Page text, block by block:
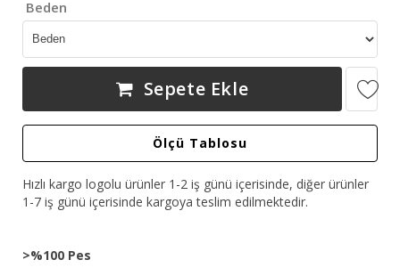
Beden
Sepete Ekle
Ölçü Tablosu
Hızlı kargo logolu ürünler 1-2 iş günü içerisinde, diğer ürünler
1-7 iş günü içerisinde kargoya teslim edilmektedir.
>%100 Pes